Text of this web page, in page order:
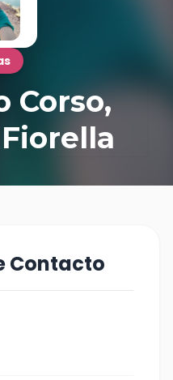
Corso,
Contacto